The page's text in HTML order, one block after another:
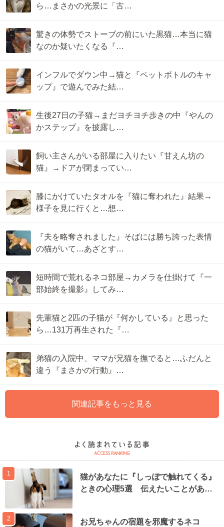
ら…まさかの光景に「古…
驚きの体勢でストーブの前にいた黒猫…本当に猫
なのか疑いたくなる『…
インフルでダウン中→猫と『ペットボトルのキャ
ップ』で遊んでみた結…
生後27日の子猫→まだヨチヨチ歩きの中『やんの
かステップ』を披露し…
飼い主さんがいる部屋に入りたい『甘えん坊の
猫』→ドアが閉まってい…
膝にかけていたタオルを『猫に奪われた』結果→
様子を見に行くと…想…
『夫を略奪されました』そばには勝ち誇った表情
の猫がいて…あざとす…
短時間で荒れるネコ部屋→カメラを仕掛けて『一
部始終を撮影』してみ…
先輩猫と2匹の子猫が『何かしている』と思った
ら…131万再生された『…
弟猫の入院中、ママが兄猫を撫でると…ふだんと
違う『まさかの行動』…
関連記事をもっと見る
1
猫があなたに『しっぽで触れてくる』
ときの心理5選 伝えたいことがあ…
2
お兄ちゃんの宿題を邪魔するネコ